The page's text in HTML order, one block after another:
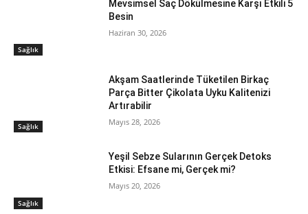
Sağlık
Mevsimsel Saç Dökülmesine Karşı Etkili 5
Besin
Haziran 30, 2026
Sağlık
Akşam Saatlerinde Tüketilen Birkaç
Parça Bitter Çikolata Uyku Kalitenizi
Artırabilir
Mayıs 28, 2026
Sağlık
Yeşil Sebze Sularının Gerçek Detoks
Etkisi: Efsane mi, Gerçek mi?
Mayıs 20, 2026